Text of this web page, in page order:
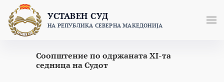
content
УСТАВЕН СУД
НА РЕПУБЛИКА СЕВЕРНА МАКЕДОНИЈА
Соопштение по одржаната XI-та
седница на Судот